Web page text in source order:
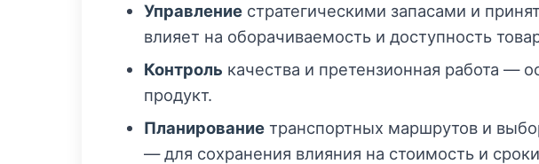
Управление стратегическими запасами и
влияет на оборачиваемость и доступность
Контроль качества и претензионная работа —
продукт.
Планирование транспортных маршрутов и
— для сохранения влияния на стоимость и